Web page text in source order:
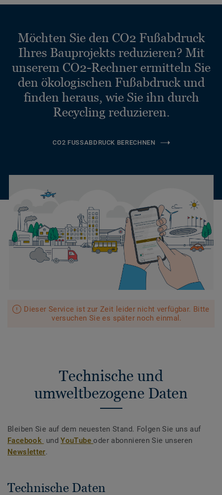
Möchten Sie den CO2 Fußabdruck
Ihres Bauprojekts reduzieren? Mit
unserem CO2-Rechner ermitteln Sie
den ökologischen Fußabdruck und
finden heraus, wie Sie ihn durch
Recycling reduzieren.
CO2 FUSSABDRUCK BERECHNEN
Dieser Service ist zur Zeit leider nicht verfügbar. Bitte
versuchen Sie es später noch einmal.
Technische und
umweltbezogene Daten
Bleiben Sie auf dem neuesten Stand. Folgen Sie uns auf
Facebook undYouTubeoder abonnieren Sie unseren
Newsletter.
Technische Daten